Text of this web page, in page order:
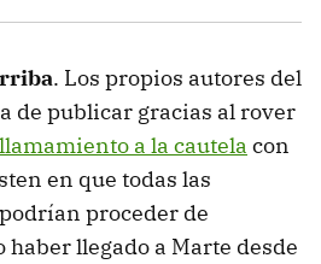
. Los propios autores del
de publicar gracias al rover
a la cautela con
en que todas las
proceder de
haber llegado a Marte desde